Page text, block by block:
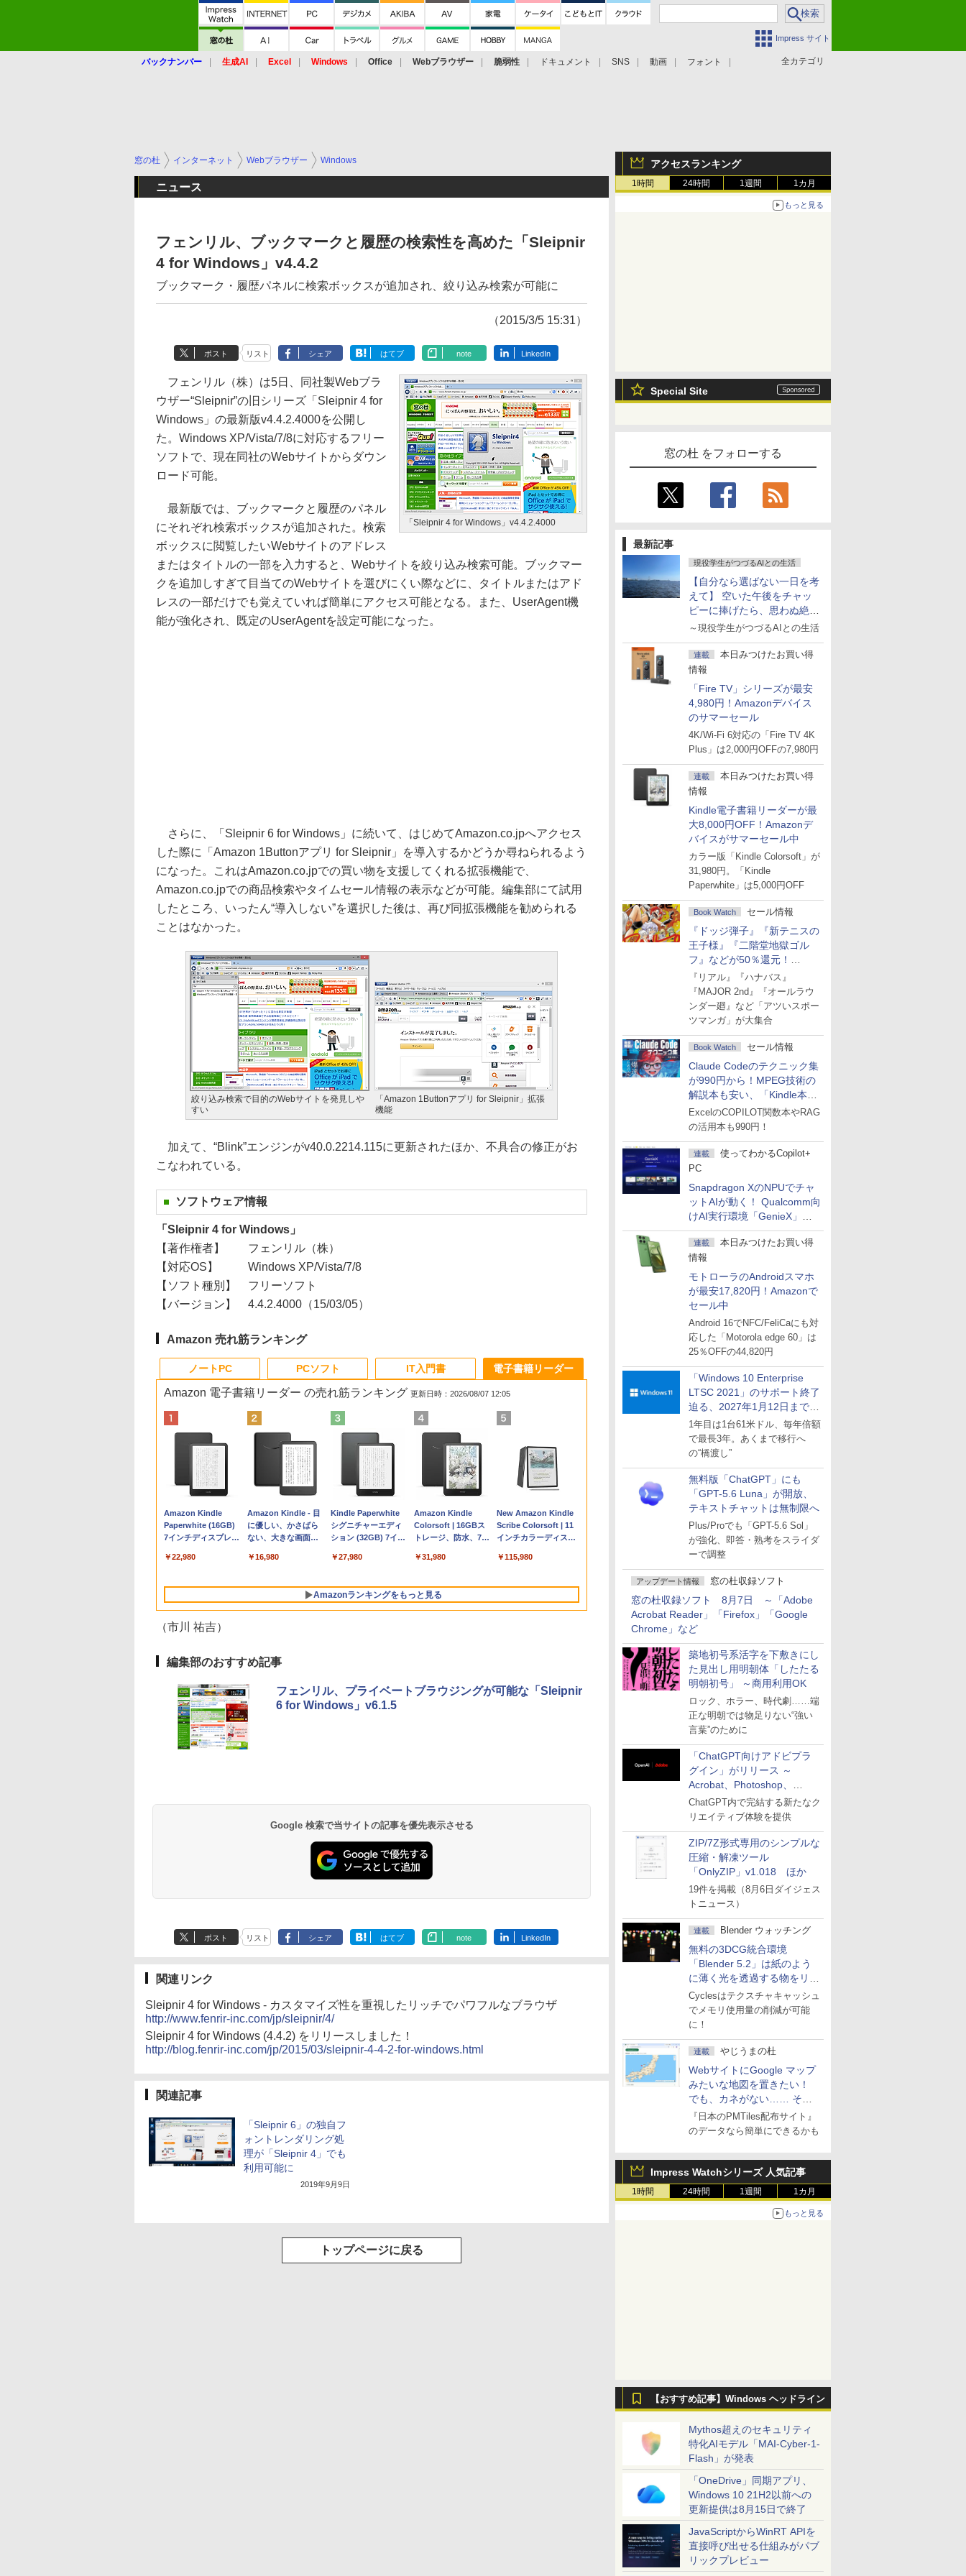
Impress サイト
全カテゴリ
バックナンバー 生成AI Excel Windows Office Webブラウザー 脆弱性 ドキュメント SNS 動画 フォント
アクセスランキング
1時間 24時間 1週間 1カ月
もっと見る
Special Site
窓の杜 をフォローする
最新記事
現役学生がつづるAIとの生活
【自分なら選ばない一日を考
えて】 空いた午後をチャッ
ピーに捧げたら、思わぬ絶景
に出会った話
～現役学生がつづるAIとの生活
連載
本日みつけたお買い得
情報
「Fire TV」シリーズが最安
4,980円！Amazonデバイス
のサマーセール
4K/Wi-Fi 6対応の「Fire TV 4K
Plus」は2,000円OFFの7,980円
連載
本日みつけたお買い得
情報
Kindle電子書籍リーダーが最
大8,000円OFF！Amazonデ
バイスがサマーセール中
カラー版「Kindle Colorsoft」が
31,980円。「Kindle
Paperwhite」は5,000円OFF
Book Watch セール情報
『ドッジ弾子』『新テニスの
王子様』『二階堂地獄ゴル
フ』などが50％還元！
Amazonマンガ週末セール
『リアル』『ハナバス』
『MAJOR 2nd』『オールラウ
ンダー廻』など「アツいスポー
ツマンガ」が大集合
Book Watch セール情報
Claude Codeのテクニック集
が990円から！MPEG技術の
解説本も安い、「Kindle本サ
マーセール」第2弾開始！
ExcelのCOPILOT関数本やRAG
の活用本も990円！
連載
使ってわかるCopilot+
PC
Snapdragon XのNPUでチャ
ットAIが動く！ Qualcomm向
けAI実行環境「GenieX」を
試してみた
連載
本日みつけたお買い得
情報
モトローラのAndroidスマホ
が最安17,820円！Amazonで
セール中
Android 16でNFC/FeliCaにも対
応した「Motorola edge 60」は
25％OFFの44,820円
「Windows 10 Enterprise
LTSC 2021」のサポート終了
迫る、2027年1月12日まで
～ESUは9月1日から販売
1年目は1台61米ドル、毎年倍額
で最長3年。あくまで移行へ
の“橋渡し”
無料版「ChatGPT」にも
「GPT-5.6 Luna」が開放、
テキストチャットは無制限へ
Plus/Proでも「GPT-5.6 Sol」
が強化、即答・熟考をスライダ
ーで調整
アップデート情報 窓の杜収録ソフト
窓の杜収録ソフト 8月7日 ～「Adobe
Acrobat Reader」「Firefox」「Google
Chrome」など
築地初号系活字を下敷きにし
た見出し用明朝体「したたる
明朝初号」 ～商用利用OK
ロック、ホラー、時代劇……端
正な明朝では物足りない“強い
言葉”のために
「ChatGPT向けアドビプラ
グイン」がリリース ～
Acrobat、Photoshop、
Premiereなどの機能を1つの
プラグインに統合
ChatGPT内で完結する新たなク
リエイティブ体験を提供
ZIP/7Z形式専用のシンプルな
圧縮・解凍ツール
「OnlyZIP」v1.018 ほか
19件を掲載（8月6日ダイジェス
トニュース）
連載 Blender ウォッチング
無料の3DCG統合環境
「Blender 5.2」は紙のよう
に薄く光を透過する物をリア
ルに表現
Cyclesはテクスチャキャッシュ
でメモリ使用量の削減が可能
に！
連載 やじうまの杜
WebサイトにGoogle マップ
みたいな地図を置きたい！
でも、カネがない…… そん
な人に朗報！
『日本のPMTiles配布サイト』
のデータなら簡単にできるかも
Impress Watchシリーズ 人気記事
1時間 24時間 1週間 1カ月
もっと見る
【おすすめ記事】Windows ヘッドライン
Mythos超えのセキュリティ
特化AIモデル「MAI-Cyber-1-
Flash」が発表
「OneDrive」同期アプリ、
Windows 10 21H2以前への
更新提供は8月15日で終了
JavaScriptからWinRT APIを
直接呼び出せる仕組みがパブ
リックプレビュー
窓の杜 インターネット Webブラウザー Windows
ニュース
フェンリル、ブックマークと履歴の検索性を高めた「Sleipnir
4 for Windows」v4.4.2
ブックマーク・履歴パネルに検索ボックスが追加され、絞り込み検索が可能に
（2015/3/5 15:31）
ポスト リスト シェア はてブ note LinkedIn
「Sleipnir 4 for Windows」v4.4.2.4000
フェンリル（株）は5日、同社製Webブラ
ウザー“Sleipnir”の旧シリーズ「Sleipnir 4 for
Windows」の最新版v4.4.2.4000を公開し
た。Windows XP/Vista/7/8に対応するフリー
ソフトで、現在同社のWebサイトからダウン
ロード可能。
最新版では、ブックマークと履歴のパネル
にそれぞれ検索ボックスが追加された。検索
ボックスに閲覧したいWebサイトのアドレス
またはタイトルの一部を入力すると、Webサイトを絞り込み検索可能。ブックマー
クを追加しすぎて目当てのWebサイトを選びにくい際などに、タイトルまたはアド
レスの一部だけでも覚えていれば簡単にアクセス可能となる。また、UserAgent機
能が強化され、既定のUserAgentを設定可能になった。
さらに、「Sleipnir 6 for Windows」に続いて、はじめてAmazon.co.jpへアクセス
した際に「Amazon 1Buttonアプリ for Sleipnir」を導入するかどうか尋ねられるよう
になった。これはAmazon.co.jpでの買い物を支援してくれる拡張機能で、
Amazon.co.jpでの商品検索やタイムセール情報の表示などが可能。編集部にて試用
したところ、いったん“導入しない”を選択した後は、再び同拡張機能を勧められる
ことはなかった。
絞り込み検索で目的のWebサイトを発見しや
すい
「Amazon 1Buttonアプリ for Sleipnir」拡張
機能
加えて、“Blink”エンジンがv40.0.2214.115に更新されたほか、不具合の修正がお
こなわれている。
ソフトウェア情報
「Sleipnir 4 for Windows」
【著作権者】
フェンリル（株）
【対応OS】
Windows XP/Vista/7/8
【ソフト種別】
フリーソフト
【バージョン】
4.4.2.4000（15/03/05）
Amazon 売れ筋ランキング
ノートPC
Apple 2026
MacBook Neo A18
Proチップ搭載13イ
AIとApple
Retinaディスプレ
512GB SSD、1080p
FaceTime HDカメ
ラ、Touch ID - イン
AppleCare+ for 13イ
Neo(A18 Pro)|ダウン
ロード版
￥162,598
tomtoc 360°保護
15.6 16インチ パソコ
ンケース Dell NEC
dynabook Lenovo
￥2,952
Apple 2026
MacBook Air M5チ
ップ搭載13インチノ
Apple Intelligence、
Retinaディスプレ
イ、24GBユニファイ
ドメモリ、1TB SSD
￥298,901
【Amazon.co.jp限
定】 HP ノートパソ
コン 15-fd 15.6イン
512GB SSD インテ
￥129,800
FMV ノートパソコン
WE1-K3 (MS 365
Personal/Copilotキー
型/Core i5/16GB/SSD
FMVWK3E15W_AZ
￥139,880
PCソフト
Robloxギフトカード
- 800 Robux 【限定
バーチャルアイテム
ンゲームコード】 ロ
インコード版
￥1,300
Microsoft Office
Home & Business
2024(最新 永続版)|オ
版|Windows11、
￥39,582
Robloxギフトカード
- 2,000 Robux 【限
定バーチャルアイテ
インゲームコード】
ラインコード版
￥3,200
Robloxギフトカード
- 1000 Robux 【限定
バーチャルアイテム
ンゲームコード】 ロ
ンコード版
￥1,600
Windows版 |
Minecraft (マインクラ
フト): Java & Bedrock
ード版
￥3,600
IT入門書
生成AIパスポート公
式テキスト 第４版
￥1,766
AIイラスト表現辞典:
思い通りの絵を引き
出す プロンプトの言
ズ (はぴーイラスト
￥480
ClaudeCode いちば
んやさしい 教科書:
非エンジニア 初心者
マニュアル AI副業に
もKindle出版にも！
非エンジニアのため
のAIコーディング入
￥99
1冊ですべて身につく
HTML & CSSとWeb
デザイン入門講座
￥2,326
FM TOWNS ハイパ
ー・カタログ: 本体ハ
ードウェア・市販ソフ
トリストと最新エミュ
￥1,600
電子書籍リーダー
Amazon 電子書籍リーダー の売れ筋ランキング 更新日時：2026/08/07 12:05
Amazon Kindle
Paperwhite (16GB)
7インチディスプレ
ト、12週間持続バッ
ブラック
￥22,980
Amazon Kindle - 目
に優しい、かさばら
ない、大きな画面で
続バッテリー、6イン
書籍リーダー、ブラ
ック、16GB、広告な
し
￥16,980
Kindle Paperwhite
シグニチャーエディ
ション (32GB) 7イン
るさ自動調整、色調
持続バッテリー、広
告なし、メタリック
ブラック
￥27,980
Amazon Kindle
Colorsoft | 16GBス
トレージ、防水、7イ
レイ、色調調節ライ
ッテリー、広告無
し、ブラック (2025
年発売)
￥31,980
New Amazon Kindle
Scribe Colorsoft | 11
インチカラーディスプ
ジ、ノート機能搭載、
調節ライト、プレミア
イト
￥115,980
Amazonランキングをもっと見る
（市川 祐吉）
編集部のおすすめ記事
フェンリル、プライベートブラウジングが可能な「Sleipnir
6 for Windows」v6.1.5
Google 検索で当サイトの記事を優先表示させる
ポスト リスト シェア はてブ note LinkedIn
関連リンク
Sleipnir 4 for Windows - カスタマイズ性を重視したリッチでパワフルなブラウザ
http://www.fenrir-inc.com/jp/sleipnir/4/
Sleipnir 4 for Windows (4.4.2) をリリースしました！
http://blog.fenrir-inc.com/jp/2015/03/sleipnir-4-4-2-for-windows.html
関連記事
「Sleipnir 6」の独自フ
ォントレンダリング処
理が「Sleipnir 4」でも
利用可能に
2019年9月9日
トップページに戻る